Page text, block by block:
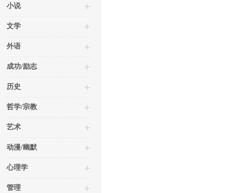
小说
文学
外语
成功/励志
历史
哲学/宗教
艺术
动漫/幽默
心理学
管理